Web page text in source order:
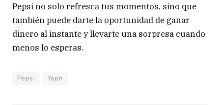
Pepsi no solo refresca tus momentos, sino que
también puede darte la oportunidad de ganar
dinero al instante y llevarte una sorpresa cuando
menos lo esperas.
Pepsi Yape